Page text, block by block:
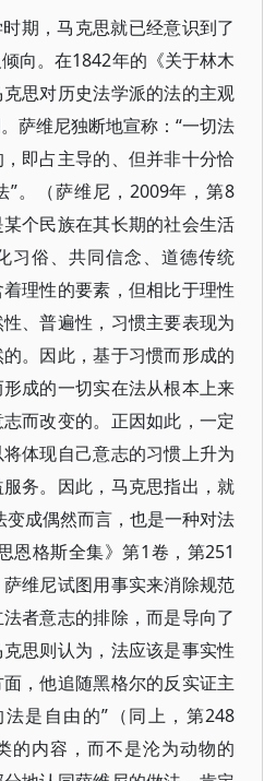
期，马克思就已经意识到了
向。在1842年的《关于林木
思对历史法学派的法的主观
萨维尼独断地宣称：“一切法
即占主导的、但并非十分恰
”。（萨维尼，2009年，第8
个民族在其长期的社会生活
习俗、共同信念、道德传统
理性的要素，但相比于理性
、普遍性，习惯主要表现为
。因此，基于习惯而形成的
成的一切实在法从根本上来
而改变的。正因如此，一定
体现自己意志的习惯上升为
务。因此，马克思指出，就
变成偶然而言，也是一种对法
恩格斯全集》第1卷，第251
维尼试图用事实来消除规范
者意志的排除，而是导向了
思则认为，法应该是事实性
，他追随黑格尔的反实证主
是自由的”（同上，第248
的内容，而不是沦为动物的